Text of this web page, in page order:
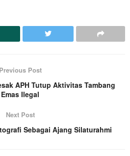
Previous Post
APH Tutup Aktivitas Tambang
Emas Ilegal
Next Post
Sebagai Ajang Silaturahmi